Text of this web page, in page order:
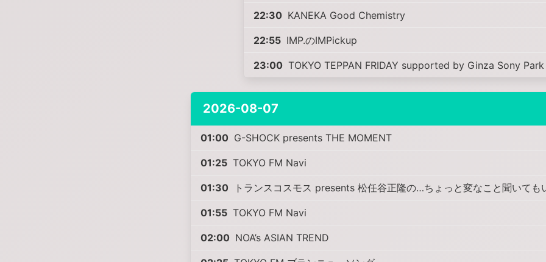
22:30 KANEKA Good Chemistry
22:55 IMP.のIMPickup
23:00 TOKYO TEPPAN FRIDAY supported by Ginza Sony Park
2026-08-07
01:00 G-SHOCK presents THE MOMENT
01:25 TOKYO FM Navi
01:30 トランスコスモス presents 松任谷正隆の…ちょっと変なこと聞いても
01:55 TOKYO FM Navi
02:00 NOA’s ASIAN TREND